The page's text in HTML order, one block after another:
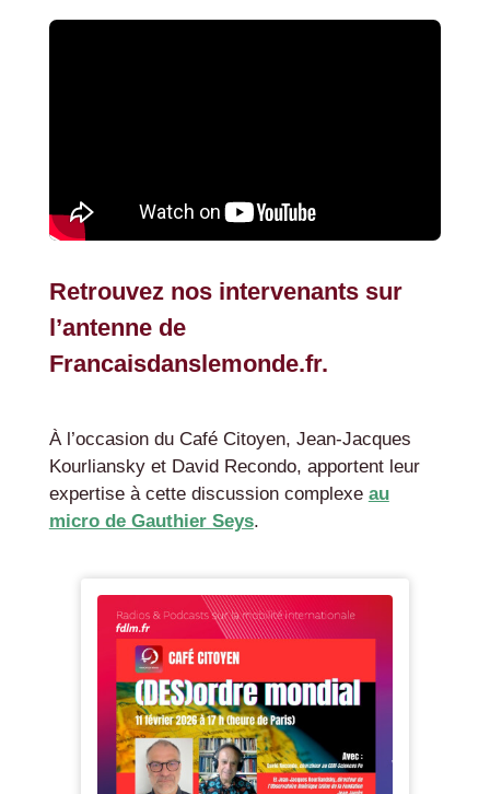
Retrouvez nos intervenants sur
l’antenne de
Francaisdanslemonde.fr.
À l’occasion du Café Citoyen, Jean-Jacques
Kourliansky et David Recondo, apportent leur
expertise à cette discussion complexe au
micro de Gauthier Seys.